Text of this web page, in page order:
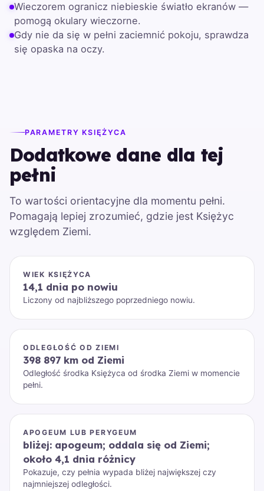
Wieczorem ogranicz niebieskie światło ekranów —
pomogą okulary wieczorne.
Gdy nie da się w pełni zaciemnić pokoju, sprawdza
się opaska na oczy.
PARAMETRY KSIĘŻYCA
Dodatkowe dane dla tej
pełni
To wartości orientacyjne dla momentu pełni.
Pomagają lepiej zrozumieć, gdzie jest Księżyc
względem Ziemi.
WIEK KSIĘŻYCA
14,1 dnia po nowiu
Liczony od najbliższego poprzedniego nowiu.
ODLEGŁOŚĆ OD ZIEMI
398 897 km od Ziemi
Odległość środka Księżyca od środka Ziemi w momencie
pełni.
APOGEUM LUB PERYGEUM
bliżej: apogeum; oddala się od Ziemi;
około 4,1 dnia różnicy
Pokazuje, czy pełnia wypada bliżej największej czy
najmniejszej odległości.